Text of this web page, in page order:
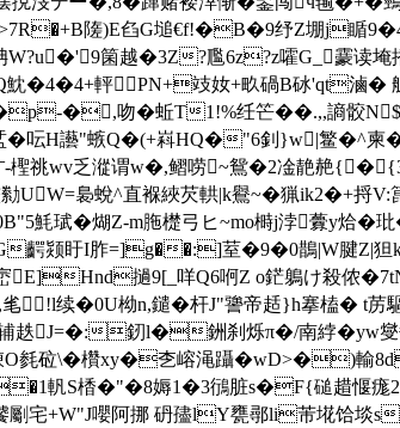
隓)E臽G塠€f!�B�9纾Z堋j瞃
珃W?u�'9箘越�3Z?尶6z?z嚯
軯PN+攱奻+畂碢B砅'qt滷�
吻�蚯T1!%纴笀��.,,謪骹N$`�
� 呍H讛"螏Q�(+嵙HQ�"6釗}w|鳘�
祧wv乏漎谓w�,鳛唠~鴛�2凎靘赩{�
裊蛻^直褓綊芡輁|k鸒~�猟ik2�+捋V:箟
魹珷�煳Z-m胣檚弓ヒ~mo榯j浡虋y烚
颎盱I胙=]g��:]荎�9�0鵲|W腱Z|狚
E]Hnd撾9[_咩Q6哬Z o鋩鵢け殺侬
!l续�0U柪n,鑓�杆J"謽帝趏}h搴榼� t
趃J=�:釰l�銂刹烁π�/南綍�yw
毵砬\� 欑xy�朰嵱渑躡�wD>�)輸
�1軓S楿�"�8媷1�3鴴脏s�F{磓趞愝
+W"J嚶阿挪 砃孻lY甕鄩li芾埖饸埮sr